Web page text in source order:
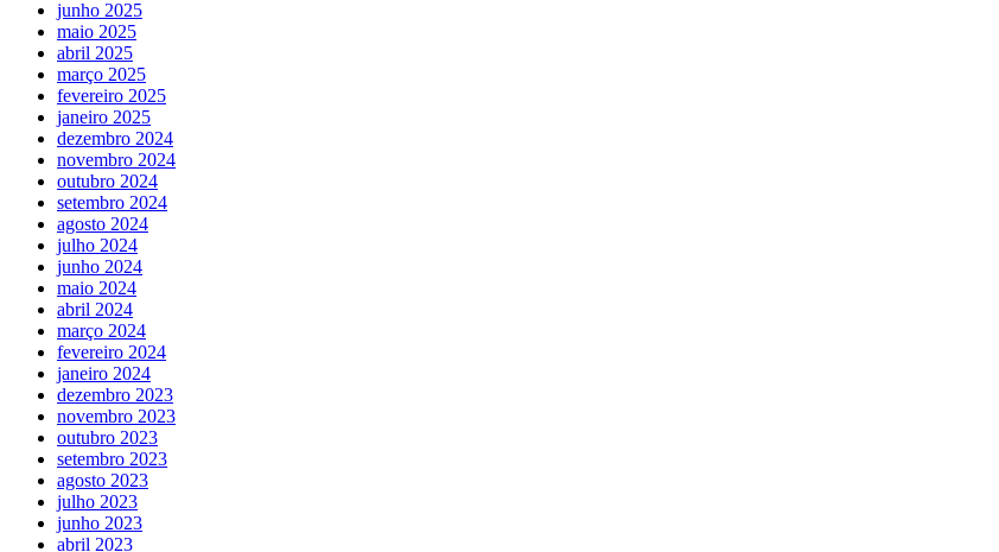
junho 2025
maio 2025
abril 2025
março 2025
fevereiro 2025
janeiro 2025
dezembro 2024
novembro 2024
outubro 2024
setembro 2024
agosto 2024
julho 2024
junho 2024
maio 2024
abril 2024
março 2024
fevereiro 2024
janeiro 2024
dezembro 2023
novembro 2023
outubro 2023
setembro 2023
agosto 2023
julho 2023
junho 2023
abril 2023